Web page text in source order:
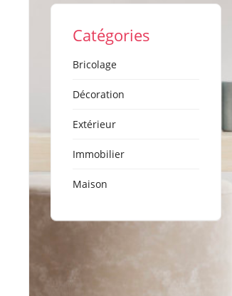
Catégories
Bricolage
Décoration
Extérieur
Immobilier
Maison